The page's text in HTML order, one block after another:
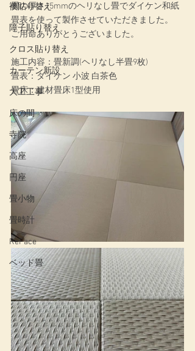
襖貼り替え
障子貼り替え
クロス貼り替え
カーテン新設
大工工事
床の間
寺院
高座
円座
畳小物
畳時計
ReFace
ベッド畳
畳の厚さ15mmのヘリなし畳でダイケン和紙
畳表を使って製作させていただきました。
ご用命ありがとうございました。
施工内容：畳新調(ヘリなし半畳9枚)
畳表：ダイケン 小波 白茶色
畳床：建材畳床1型使用